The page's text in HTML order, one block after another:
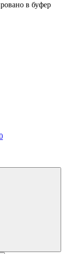
в буфер